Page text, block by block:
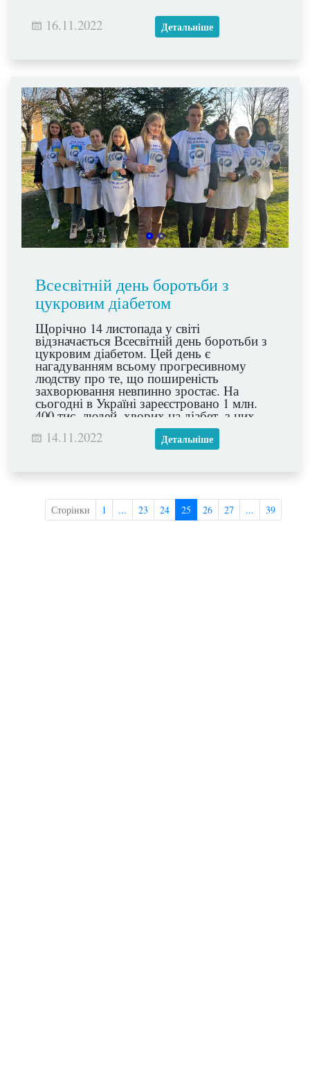
16.11.2022 Детальніше
Всесвітній день боротьби з
цукровим діабетом
Щорічно 14 листопада у світі
відзначається Всесвітній день боротьби з
цукровим діабетом. Цей день є
нагадуванням всьому прогресивному
людству про те, що поширеність
захворювання невпинно зростає. На
сьогодні в Україні зареєстровано 1 млн.
400 тис. людей, хворих на діабет, з них
190 тис. пацієнтів змушені постійно
приймати інсулін.
14.11.2022 Детальніше
Сторінки 1 ... 23 24 25 26 27 ... 39